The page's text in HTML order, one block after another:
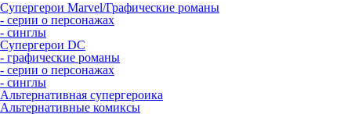
Супергерои Marvel/Графические романы
- серии о персонажах
- синглы
Супергерои DC
- графические романы
- серии о персонажах
- синглы
Альтернативная супергероика
Альтернативные комиксы